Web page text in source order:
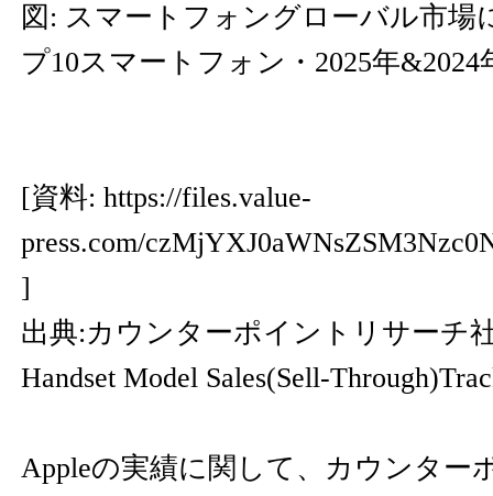
図: スマートフォングローバル市場
プ10スマートフォン・2025年&2024
[資料: https://files.value-
press.com/
]
出典:カウンターポイントリサーチ
Handset Model Sales(Sell-
Appleの実績に関して、カウンター